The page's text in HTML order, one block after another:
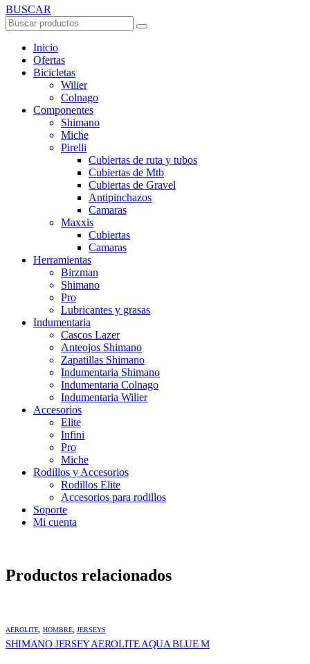
BUSCAR
Inicio
Ofertas
Bicicletas
Wilier
Colnago
Componentes
Shimano
Miche
Pirelli
Cubiertas de ruta y tubos
Cubiertas de Mtb
Cubiertas de Gravel
Antipinchazos
Camaras
Maxxis
Cubiertas
Camaras
Herramientas
Birzman
Shimano
Pro
Lubricantes y grasas
Indumentaria
Cascos Lazer
Anteojos Shimano
Zapatillas Shimano
Indumentaria Shimano
Indumentaria Colnago
Indumentaria Wilier
Accesorios
Elite
Infini
Pro
Miche
Rodillos y Accesorios
Rodillos Elite
Accesorios para rodillos
Soporte
Mi cuenta
Productos relacionados
AEROLITE HOMBRE JERSEYS
SHIMANO JERSEY AEROLITE AQUA BLUE M